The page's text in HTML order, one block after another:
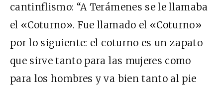
cantinflismo: “A Terámenes se le llamaba
el «Coturno». Fue llamado el «Coturno»
por lo siguiente: el coturno es un zapato
que sirve tanto para las mujeres como
para los hombres y va bien tanto al pie